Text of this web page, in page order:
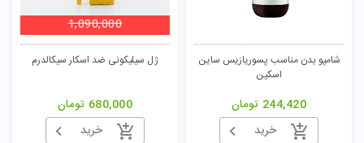
شامپو بدن مناسب پسوریازیس ساین
اسکین
244,420 تومان
خرید
ژل سیلیکونی ضد اسکار سیکالدرم
1,090,000
680,000 تومان
خرید